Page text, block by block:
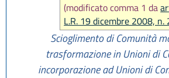
(modificato comma 1 da
L.R. 19 dicembre 2008, n.
Scioglimento di Comunità
trasformazione in Unioni di
incorporazione ad Unioni di